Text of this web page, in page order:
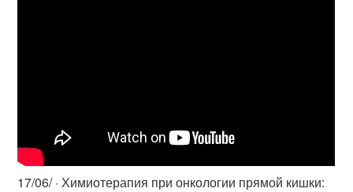
17/06/ · Химиотерапия при онкологии прямой кишки: